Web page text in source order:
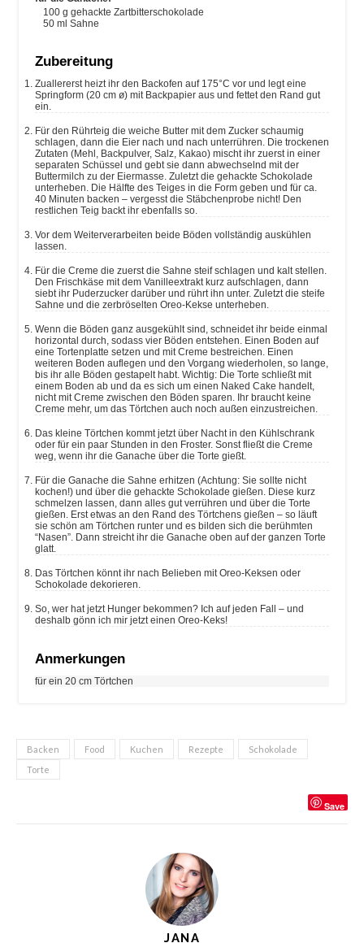
100 g gehackte Zartbitterschokolade
50 ml Sahne
Zubereitung
Zuallererst heizt ihr den Backofen auf 175°C vor und legt eine
Springform (20 cm ø) mit Backpapier aus und fettet den Rand gut
ein.
Für den Rührteig die weiche Butter mit dem Zucker schaumig
schlagen, dann die Eier nach und nach unterrühren. Die trockenen
Zutaten (Mehl, Backpulver, Salz, Kakao) mischt ihr zuerst in einer
separaten Schüssel und gebt sie dann abwechselnd mit der
Buttermilch zu der Eiermasse. Zuletzt die gehackte Schokolade
unterheben. Die Hälfte des Teiges in die Form geben und für ca.
40 Minuten backen – vergesst die Stäbchenprobe nicht! Den
restlichen Teig backt ihr ebenfalls so.
Vor dem Weiterverarbeiten beide Böden vollständig auskühlen
lassen.
Für die Creme die zuerst die Sahne steif schlagen und kalt stellen.
Den Frischkäse mit dem Vanilleextrakt kurz aufschlagen, dann
siebt ihr Puderzucker darüber und rührt ihn unter. Zuletzt die steife
Sahne und die zerbröselten Oreo-Kekse unterheben.
Wenn die Böden ganz ausgekühlt sind, schneidet ihr beide einmal
horizontal durch, sodass vier Böden entstehen. Einen Boden auf
eine Tortenplatte setzen und mit Creme bestreichen. Einen
weiteren Boden auflegen und den Vorgang wiederholen, so lange,
bis ihr alle Böden gestapelt habt. Wichtig: Die Torte schließt mit
einem Boden ab und da es sich um einen Naked Cake handelt,
nicht mit Creme zwischen den Böden sparen. Ihr braucht keine
Creme mehr, um das Törtchen auch noch außen einzustreichen.
Das kleine Törtchen kommt jetzt über Nacht in den Kühlschrank
oder für ein paar Stunden in den Froster. Sonst fließt die Creme
weg, wenn ihr die Ganache über die Torte gießt.
Für die Ganache die Sahne erhitzen (Achtung: Sie sollte nicht
kochen!) und über die gehackte Schokolade gießen. Diese kurz
schmelzen lassen, dann alles gut verrühren und über die Torte
gießen. Erst etwas an den Rand des Törtchens gießen – so läuft
sie schön am Törtchen runter und es bilden sich die berühmten
“Nasen”. Dann streicht ihr die Ganache oben auf der ganzen Torte
glatt.
Das Törtchen könnt ihr nach Belieben mit Oreo-Keksen oder
Schokolade dekorieren.
So, wer hat jetzt Hunger bekommen? Ich auf jeden Fall – und
deshalb gönn ich mir jetzt einen Oreo-Keks!
Anmerkungen
für ein 20 cm Törtchen
Backen Food Kuchen Rezepte
Schokolade
Torte
Save
JANA